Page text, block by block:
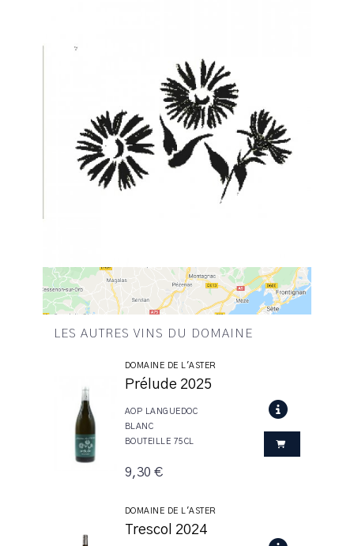
LES AUTRES VINS DU DOMAINE
DOMAINE DE L'ASTER
Prélude 2025
AOP LANGUEDOC
BLANC
BOUTEILLE 75CL
9,30 €
DOMAINE DE L'ASTER
Trescol 2024